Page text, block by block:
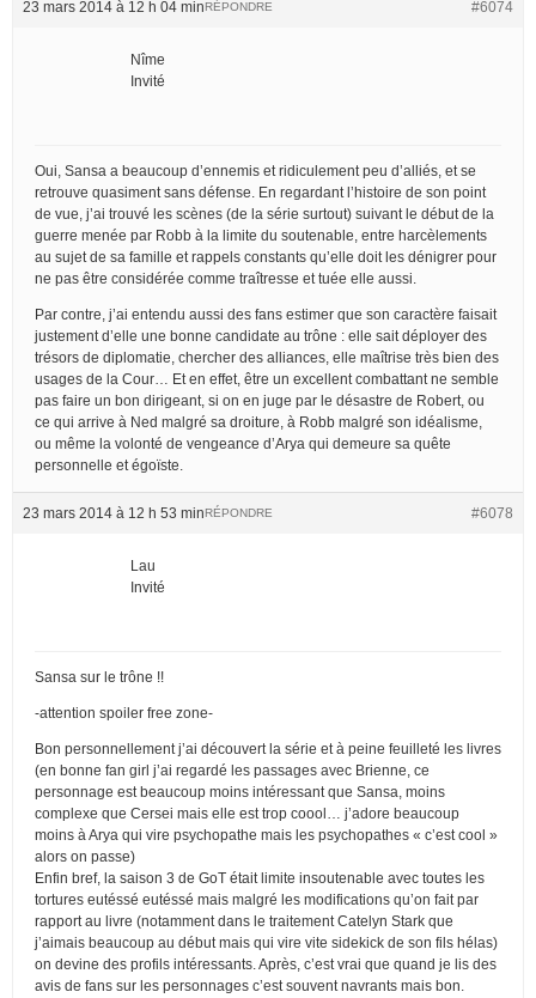
23 mars 2014 à 12 h 04 min #6074
RÉPONDRE
Nîme
Invité
Oui, Sansa a beaucoup d’ennemis et ridiculement peu d’alliés, et se
retrouve quasiment sans défense. En regardant l’histoire de son point
de vue, j’ai trouvé les scènes (de la série surtout) suivant le début de la
guerre menée par Robb à la limite du soutenable, entre harcèlements
au sujet de sa famille et rappels constants qu’elle doit les dénigrer pour
ne pas être considérée comme traîtresse et tuée elle aussi.
Par contre, j’ai entendu aussi des fans estimer que son caractère faisait
justement d’elle une bonne candidate au trône : elle sait déployer des
trésors de diplomatie, chercher des alliances, elle maîtrise très bien des
usages de la Cour… Et en effet, être un excellent combattant ne semble
pas faire un bon dirigeant, si on en juge par le désastre de Robert, ou
ce qui arrive à Ned malgré sa droiture, à Robb malgré son idéalisme,
ou même la volonté de vengeance d’Arya qui demeure sa quête
personnelle et égoïste.
23 mars 2014 à 12 h 53 min #6078
RÉPONDRE
Lau
Invité
Sansa sur le trône !!
-attention spoiler free zone-
Bon personnellement j’ai découvert la série et à peine feuilleté les livres
(en bonne fan girl j’ai regardé les passages avec Brienne, ce
personnage est beaucoup moins intéressant que Sansa, moins
complexe que Cersei mais elle est trop coool… j’adore beaucoup
moins à Arya qui vire psychopathe mais les psychopathes « c’est cool »
alors on passe)
Enfin bref, la saison 3 de GoT était limite insoutenable avec toutes les
tortures eutéssé eutéssé mais malgré les modifications qu’on fait par
rapport au livre (notamment dans le traitement Catelyn Stark que
j’aimais beaucoup au début mais qui vire vite sidekick de son fils hélas)
on devine des profils intéressants. Après, c’est vrai que quand je lis des
avis de fans sur les personnages c’est souvent navrants mais bon.